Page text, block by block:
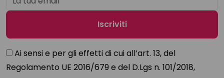
Ai sensi e per gli effetti di cui all’art. 13, del
Regolamento UE 2016/679 e del D.Lgs n. 101/2018,